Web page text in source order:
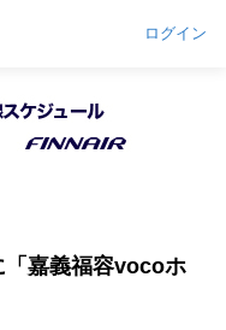
ログイン
「嘉義福容vocoホ